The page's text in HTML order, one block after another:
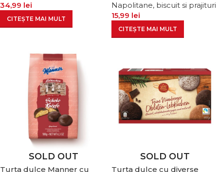
34,99 lei
CITEȘTE MAI MULT
Napolitane, biscuit si prajituri
15,99 lei
CITEȘTE MAI MULT
SOLD OUT
Turta dulce Manner cu
SOLD OUT
Turta dulce cu diverse